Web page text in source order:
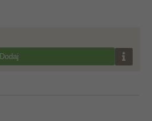
Dodaj